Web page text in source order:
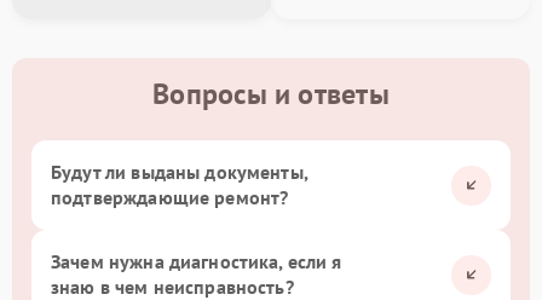
Вопросы и ответы
Будут ли выданы документы,
подтверждающие ремонт?
Зачем нужна диагностика, если я
знаю в чем неисправность?